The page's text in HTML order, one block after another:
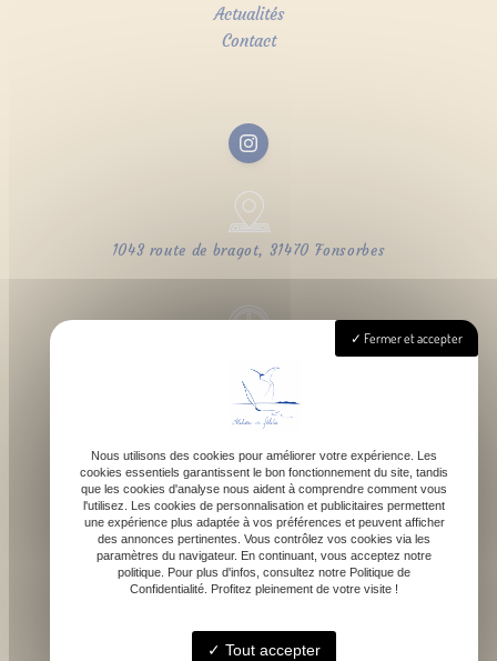
Actualités
Contact
1043 route de bragot, 31470 Fonsorbes
Lundi - Samedi : 9h - 18h
contact@atelierdefelicie.fr
06 08 95 80 82
Fermer et accepter
Nous utilisons des cookies pour améliorer votre expérience. Les
cookies essentiels garantissent le bon fonctionnement du site, tandis
que les cookies d'analyse nous aident à comprendre comment vous
l'utilisez. Les cookies de personnalisation et publicitaires permettent
une expérience plus adaptée à vos préférences et peuvent afficher
des annonces pertinentes. Vous contrôlez vos cookies via les
paramètres du navigateur. En continuant, vous acceptez notre
politique. Pour plus d'infos, consultez notre Politique de
Confidentialité. Profitez pleinement de votre visite !
Tout accepter